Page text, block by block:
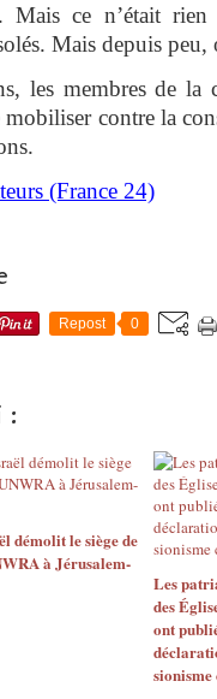
Mais ce n’était
Mais depuis peu,
les membres de la
contre la
(France 24)
Repost 0
:
démolit le siège de
à Jérusalem-
Les
des
ont